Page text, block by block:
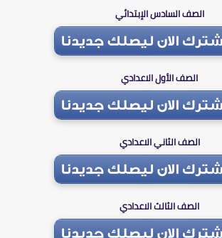
الصف السادس الإبتدائي
الصف الأول الاعدادي
الصف الثاني الاعدادي
الصف الثالث الاعدادي